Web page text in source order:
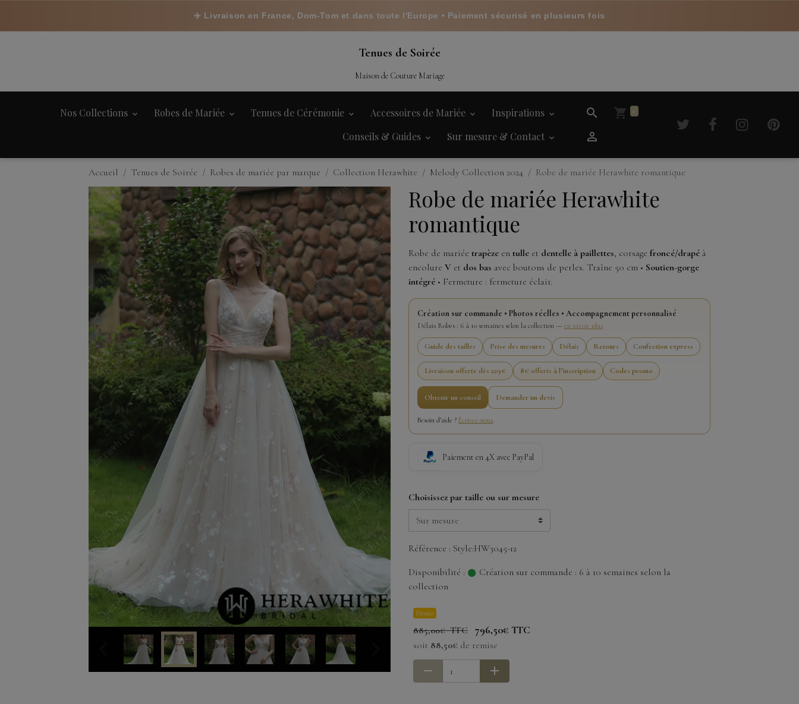
✈️ Livraison en France, Dom-Tom et dans toute l'Europe • Paiement sécurisé en plusieurs fois
Tenues de Soirée
Maison de Couture Mariage
Nos Collections Robes de Mariée Tenues de Cérémonie Accessoires de Mariée
Inspirations
Conseils & Guides
Sur mesure & Contact
0
Accueil Tenues de Soirée Robes de mariée par marque Collection Herawhite Melody Collection 2024 Robe de mariée Herawhite romantique
Robe de mariée Herawhite
romantique
Robe de mariée trapèze en tulle et dentelle à paillettes, corsage froncé/drapé à
encolure V et dos bas avec boutons de perles. Traîne 50 cm • Soutien-gorge
intégré • Fermeture : fermeture éclair.
Création sur commande • Photos réelles • Accompagnement personnalisé
Délais Robes : 6 à 10 semaines selon la collection — en savoir plus
Guide des tailles Prise des mesures Délais Retours Confection express
Livraison offerte dès 229€ 8€ offerts à l’inscription Codes promo
Obtenir un conseil Demander un devis
Besoin d’aide ? Écrivez-nous.
Paiement en 4X avec PayPal
Choisissez par taille ou sur mesure
Référence : Style:HW3045-12
Disponibilité :
Création sur commande : 6 à 10 semaines selon la
collection
Promo
885,00€ TTC 796,50€ TTC
soit 88,50€ de remise